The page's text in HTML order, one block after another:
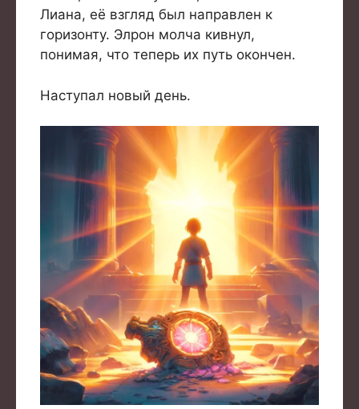
Лиана, её взгляд был направлен к
горизонту. Элрон молча кивнул,
понимая, что теперь их путь окончен.
Наступал новый день.